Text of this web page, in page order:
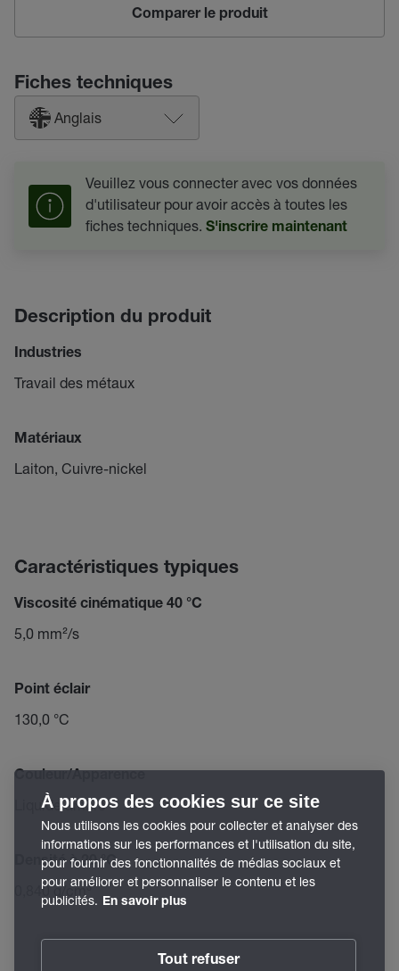
Comparer le produit
Fiches techniques
Anglais
Veuillez vous connecter avec vos données
d'utilisateur pour avoir accès à toutes les
fiches techniques. S'inscrire maintenant
Description du produit
Industries
Travail des métaux
Matériaux
Laiton, Cuivre-nickel
Caractéristiques typiques
Viscosité cinématique 40 °C
5,0 mm²/s
Point éclair
130,0 °C
Couleur/Apparence
Liquide ambré
Densité à 20 °C
0,840 g/cm³
À propos des cookies sur ce site
Nous utilisons les cookies pour collecter et analyser des
informations sur les performances et l'utilisation du site,
pour fournir des fonctionnalités de médias sociaux et
pour améliorer et personnaliser le contenu et les
publicités. En savoir plus
Tout refuser